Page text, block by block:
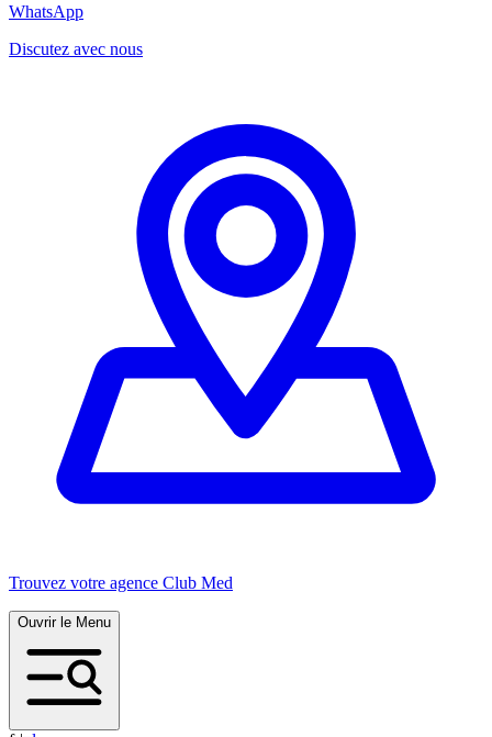
WhatsApp
Discutez avec nous
Trouvez votre agence Club Med
Ouvrir le Menu